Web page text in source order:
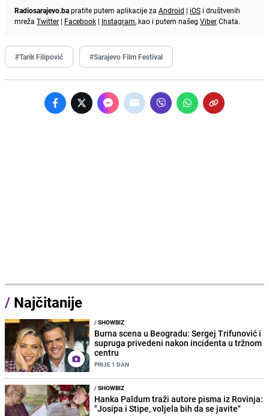
Radiosarajevo.bapratite putem aplikacije za Android | iOS i društvenih
mreža Twitter | Facebook | Instagram, kao i putem našeg ViberChata.
#Tarik Filipović #Sarajevo Film Festival
/ Najčitanije
/SHOWBIZ
Burna scena u Beogradu: Sergej Trifunović i
supruga privedeni nakon incidenta u tržnom
centru
PRIJE 1 DAN
/SHOWBIZ
Hanka Paldum traži autore pisma iz Rovinja:
"Josipa i Stipe, voljela bih da se javite"